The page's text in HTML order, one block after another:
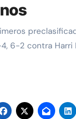
6-2 contra Harri